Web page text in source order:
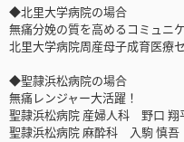
◆北里大学病院の場合
無痛分娩の質を高めるコミュニ
北里大学病院周産母子成育医
◆聖隷浜松病院の場合
無痛レンジャー大活躍！
聖隷浜松病院 産婦人科 野口 翔
聖隷浜松病院 麻酔科 入駒 慎吾